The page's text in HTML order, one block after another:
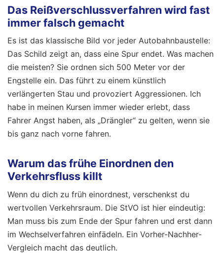
Das Reißverschlussverfahren wird fast
immer falsch gemacht
Es ist das klassische Bild vor jeder Autobahnbaustelle:
Das Schild zeigt an, dass eine Spur endet. Was machen
die meisten? Sie ordnen sich 500 Meter vor der
Engstelle ein. Das führt zu einem künstlich
verlängerten Stau und provoziert Aggressionen. Ich
habe in meinen Kursen immer wieder erlebt, dass
Fahrer Angst haben, als „Drängler“ zu gelten, wenn sie
bis ganz nach vorne fahren.
Warum das frühe Einordnen den
Verkehrsfluss killt
Wenn du dich zu früh einordnest, verschenkst du
wertvollen Verkehrsraum. Die StVO ist hier eindeutig:
Man muss bis zum Ende der Spur fahren und erst dann
im Wechselverfahren einfädeln. Ein Vorher-Nachher-
Vergleich macht das deutlich.